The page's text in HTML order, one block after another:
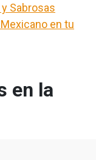
Sabrosas
en tu
en la